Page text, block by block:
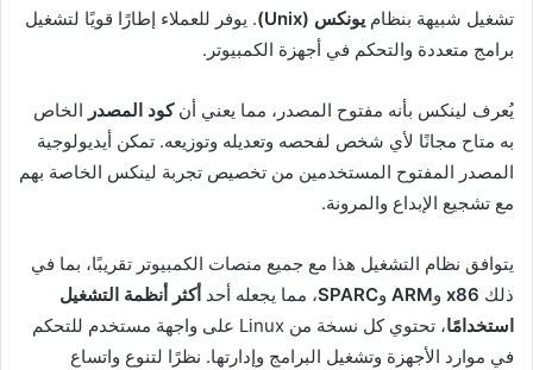
تشغيل شبيهة بنظام يونكس (Unix)
. يوفر للعملاء إطارًا قويًا لتشغيل
برامج متعددة والتحكم في أجهزة الكمبيوتر.
يُعرف لينكس بأنه مفتوح المصدر، مما يعني أنكود المصدر الخاص
به متاح مجانًا لأي شخص لفحصه وتعديله وتوزيعه. تمكن أيديولوجية
المصدر المفتوح المستخدمين من تخصيص تجربة لينكس الخاصة بهم
مع تشجيع الإبداع والمرونة.
يتوافق نظام التشغيل هذا مع جميع منصات الكمبيوتر تقريبًا، بما في
ذلك x86 وARM وSPARC، مما يجعله أحد أكثر أنظمة التشغيل
استخدامًا
، تحتوي كل نسخة من Linux على واجهة مستخدم للتحكم
في موارد الأجهزة وتشغيل البرامج وإدارتها. نظرًا لتنوع واتساع